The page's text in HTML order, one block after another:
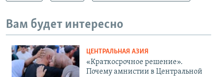
Вам будет интересно
ЦЕНТРАЛЬНАЯ АЗИЯ
«Краткосрочное решение».
Почему амнистии в Центральной